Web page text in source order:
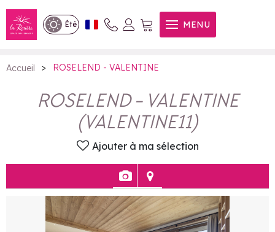
Été MENU
ROSELEND - VALENTINE
Accueil > ROSELEND - VALENTINE
ROSELEND - VALENTINE
(VALENTINE11)
Ajouter à ma sélection